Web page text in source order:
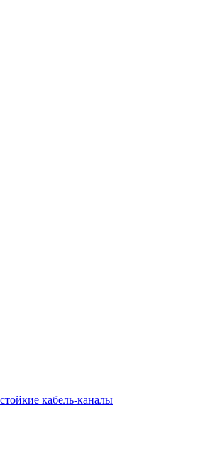
кабель-каналы